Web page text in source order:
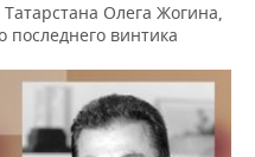
Олега Жогина,
последнего винтика